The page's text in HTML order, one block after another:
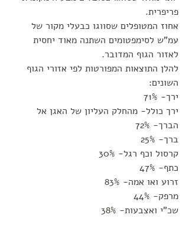
פריפרית.
אחוז המטופלים שסווגו כבעלי מקור של
עמ"ש לסימפטומים השתנה מאוד יחסית
לאזור הגוף המדובר.
להלן התוצאות המפורטות לפי אזורי הגוף
השונים:
ירך- 71%
ירך כולל- מהחלק העליון של האגן אל
הברך- 72%
ברך- 25%
קרסול וכף רגל- 30%
כתף- 47%
זרוע ואו אמה- 83%
מרפק- 44%
שכ"י ואצבעות- 38%